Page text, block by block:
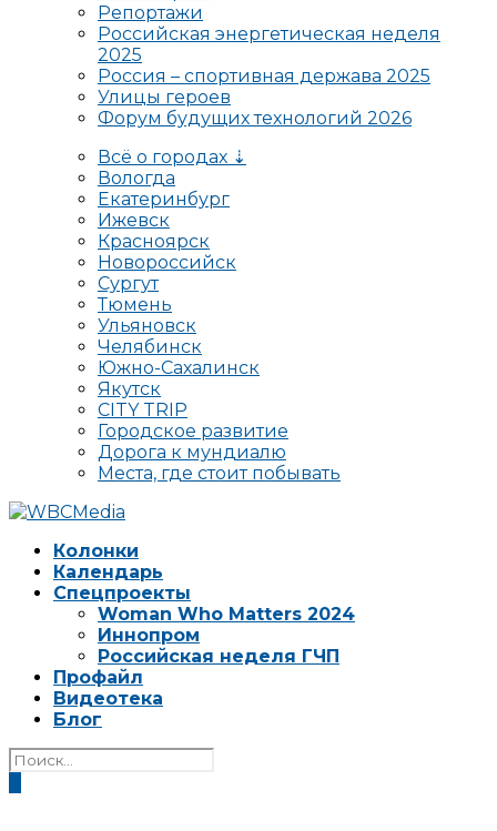
Репортажи
Российская энергетическая неделя
2025
Россия – спортивная держава 2025
Улицы героев
Форум будущих технологий 2026
Всё о городах ⇣
Вологда
Екатеринбург
Ижевск
Красноярск
Новороссийск
Сургут
Тюмень
Ульяновск
Челябинск
Южно-Сахалинск
Якутск
CITY TRIP
Городское развитие
Дорога к мундиалю
Места, где стоит побывать
Колонки
Календарь
Спецпроекты
Woman Who Matters 2024
Иннопром
Российская неделя ГЧП
Профайл
Видеотека
Блог